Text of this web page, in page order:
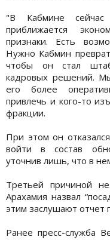
"В Кабмине
приближается
признаки. Есть
Нужно Кабмин
чтобы он стал
кадровых решений.
его более
привлечь и кого-то
фракции.
При этом он
войти в состав
уточнив лишь, что в
Третьей причиной
Арахамия назвал
этим заслушают отчет
Ранее пресс-служба